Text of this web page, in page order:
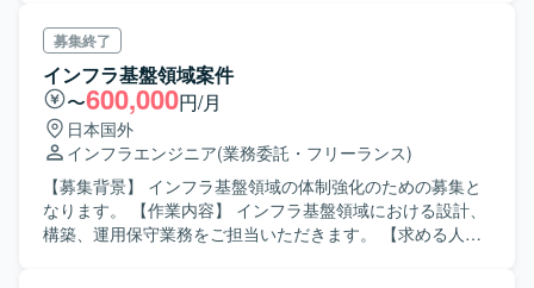
JIRA, Redmine, Slack, Zoom, Google Meet 外部SaaS：
Salesforce, Marketo, GA4, Datadog, Zendesk等
し、その運用および実施を行っていただきます。 ・ソース
コード管理および運用標準化（GitHubの運用ルール策定な
ど）を推進していただきます。 ・CI／CDパイプラインの改
善および自動化を行っていただきます。 ・自社プロダクト
を顧客へ導入する際のプロセス標準化に取り組んでいただ
きます。 ・開発環境、結合環境、本番環境および各種デー
タベース環境の構築を担当していただきます。 ・本番環境
へのリリース作業を実施していただきます。 ・SSOやトー
クン管理などを含むセキュリティ設計に携わっていただき
募集終了
インフラ基盤領域案件
〜600,000円/月
日本国外
インフラエンジニア(業務委託・フリーランス)
【募集背景】 インフラ基盤領域の体制強化のための募集と
なります。 【作業内容】 インフラ基盤領域における設計、
構築、運用保守業務をご担当いただきます。 【求める人物